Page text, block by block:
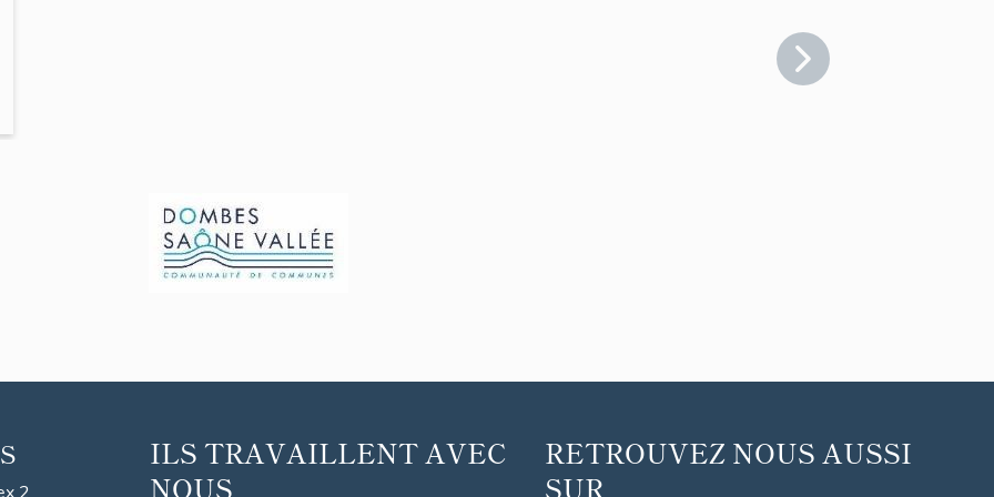
ILS TRAVAILLENT AVEC
NOUS
RETROUVEZ NOUS AUSSI
SUR